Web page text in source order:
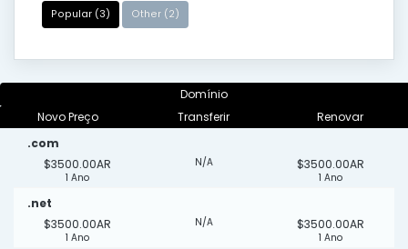
Popular (3) Other (2)
Domínio
Novo Preço
Transferir
Renovar
.com
$3500.00AR
1 Ano
N/A $3500.00AR
1 Ano
.net
$3500.00AR
1 Ano
N/A $3500.00AR
1 Ano